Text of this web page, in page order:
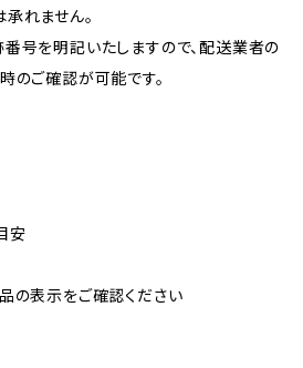
れません。
号を明記いたしますので、配送業者の
のご確認が可能です。
安
の表示をご確認ください